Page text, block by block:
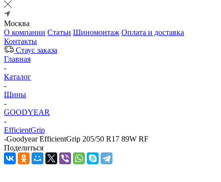
Москва
О компании Статьи Шиномонтаж Оплата и доставка
Контакты
Стаус заказа
Главная
-
Каталог
-
Шины
-
GOODYEAR
-
EfficientGrip
-Goodyear EfficientGrip 205/50 R17 89W RF
Поделиться